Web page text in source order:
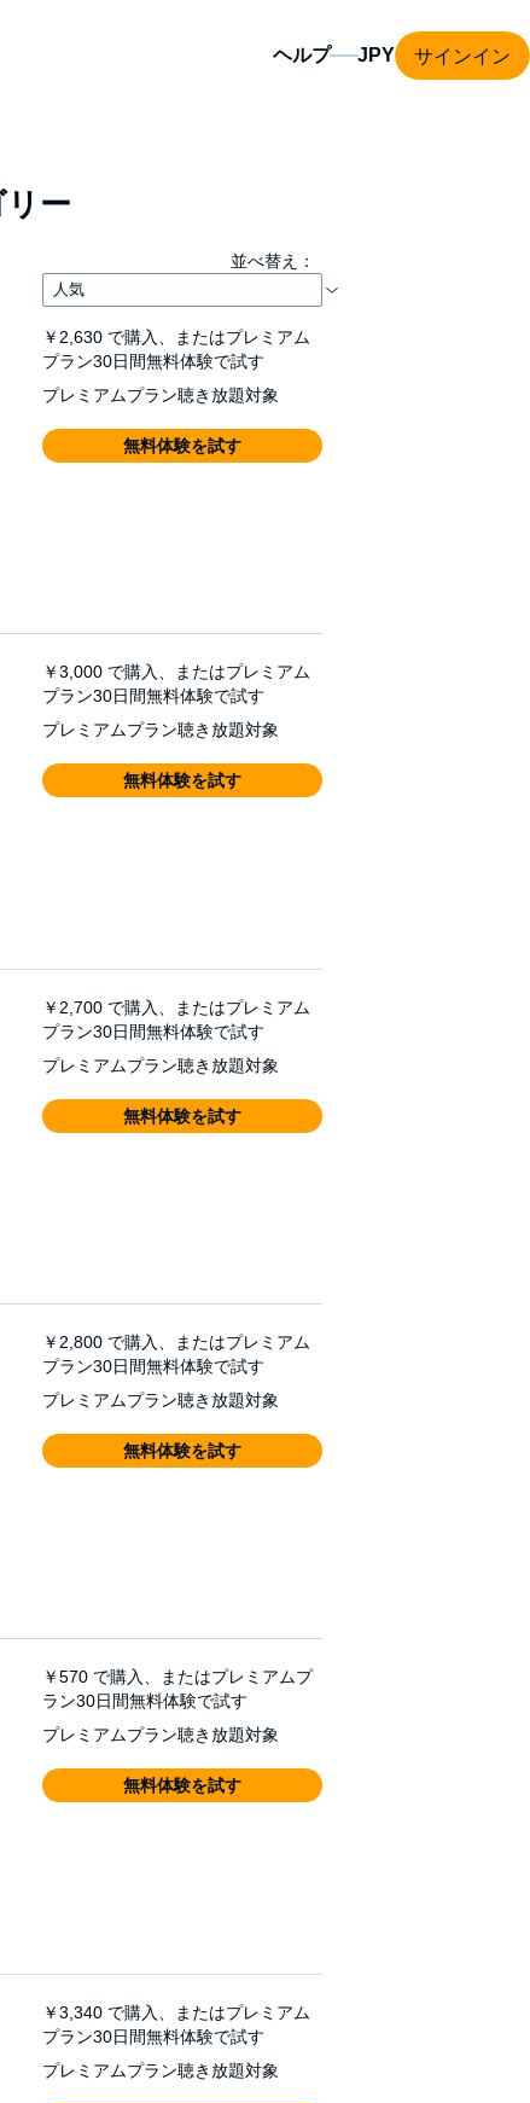
ヘルプ サインイン
ー
並べ替え：
￥2,630 で購入、またはプレミアム
プラン30日間無料体験で試す
プレミアムプラン聴き放題対象
無料体験を試す
￥3,000 で購入、またはプレミアム
プラン30日間無料体験で試す
プレミアムプラン聴き放題対象
無料体験を試す
￥2,700 で購入、またはプレミアム
プラン30日間無料体験で試す
プレミアムプラン聴き放題対象
無料体験を試す
￥2,800 で購入、またはプレミアム
プラン30日間無料体験で試す
プレミアムプラン聴き放題対象
無料体験を試す
￥570 で購入、またはプレミアムプ
ラン30日間無料体験で試す
プレミアムプラン聴き放題対象
無料体験を試す
￥3,340 で購入、またはプレミアム
プラン30日間無料体験で試す
プレミアムプラン聴き放題対象